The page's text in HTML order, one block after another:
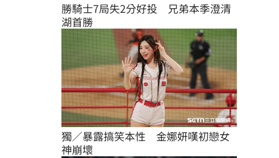
勝騎士7局失2分好投　兄弟本季澄清
湖首勝
獨／暴露搞笑本性　金娜妍嘆初戀女
神崩壞